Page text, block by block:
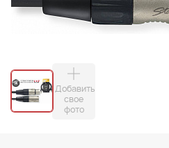
Добавить
свое
фото